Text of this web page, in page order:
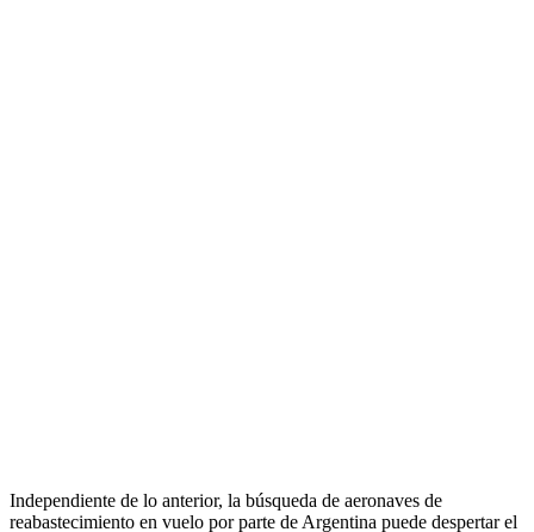
Independiente de lo anterior, la búsqueda de aeronaves de
reabastecimiento en vuelo por parte de Argentina puede despertar el